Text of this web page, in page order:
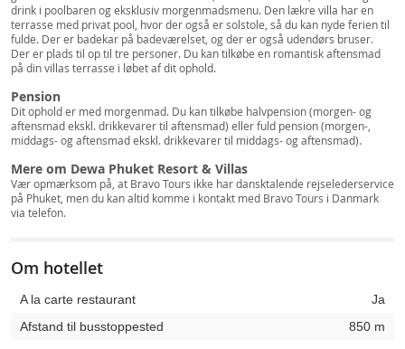
drink i poolbaren og eksklusiv morgenmadsmenu. Den lækre villa har en
terrasse med privat pool, hvor der også er solstole, så du kan nyde ferien til
fulde. Der er badekar på badeværelset, og der er også udendørs bruser.
Der er plads til op til tre personer. Du kan tilkøbe en romantisk aftensmad
på din villas terrasse i løbet af dit ophold.
Pension
Dit ophold er med morgenmad. Du kan tilkøbe halvpension (morgen- og
aftensmad ekskl. drikkevarer til aftensmad) eller fuld pension (morgen-,
middags- og aftensmad ekskl. drikkevarer til middags- og aftensmad).
Mere om Dewa Phuket Resort & Villas
Vær opmærksom på, at Bravo Tours ikke har dansktalende rejselederservice
på Phuket, men du kan altid komme i kontakt med Bravo Tours i Danmark
via telefon.
Om hotellet
A la carte restaurant
Ja
Afstand til busstoppested
850 m